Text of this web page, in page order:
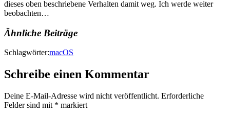
dieses oben beschriebene Verhalten damit weg. Ich werde weiter
beobachten…
Ähnliche Beiträge
Schlagwörter:macOS
Schreibe einen Kommentar
Deine E-Mail-Adresse wird nicht veröffentlicht. Erforderliche
Felder sind mit * markiert